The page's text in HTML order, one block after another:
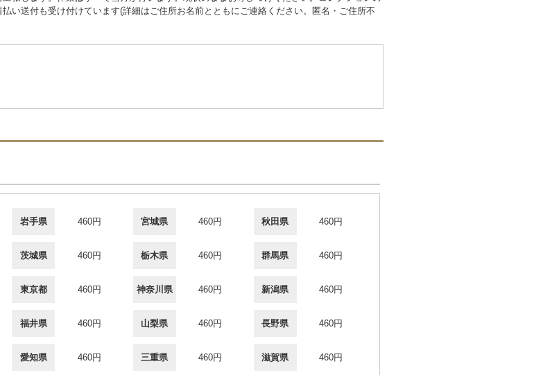
い送付も受け付けています(詳細はご住所お名前とともにご連絡ください。匿名・ご住所不
岩手県 460円 宮城県 460円 秋田県 460円
茨城県 460円 栃木県 460円 群馬県 460円
東京都 460円 神奈川県 460円 新潟県 460円
福井県 460円 山梨県 460円 長野県 460円
愛知県 460円 三重県 460円 滋賀県 460円